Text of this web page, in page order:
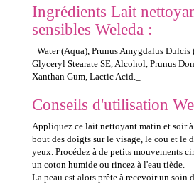
Ingrédients Lait
sensibles Weleda :
_Water (Aqua), Prunus Amygdalus
Glyceryl Stearate SE, Alcohol, Prunus
Xanthan Gum, Lactic Acid._
Conseils d'utilisation
Appliquez ce lait nettoyant matin et soir
bout des doigts sur le visage, le cou et le
yeux. Procédez à de petits mouvements
un coton humide ou rincez à l'eau tiède.
La peau est alors prête à recevoir un soin